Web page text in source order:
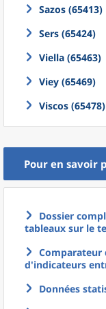
Sazos (65413)
Sers (65424)
Viella (65463)
Viey (65469)
Viscos (65478)
Pour en savoir
Dossier
tableaux sur le
Comparateur
d'indicateurs
Données